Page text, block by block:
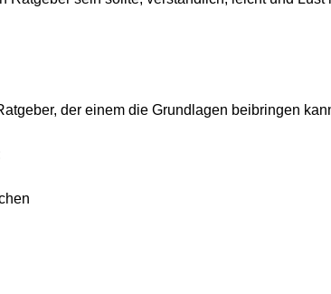
der einem die Grundlagen beibringen